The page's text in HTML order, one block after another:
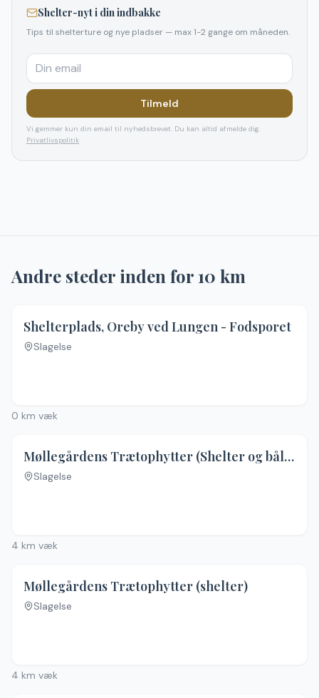
Shelter-nyt i din indbakke
Tips til shelterture og nye pladser — max 1-2 gange om måneden.
Tilmeld
Vi gemmer kun din email til nyhedsbrevet. Du kan altid afmelde dig.
Privatlivspolitik
Andre steder inden for10 km
Shelterplads, Oreby ved Lungen - Fodsporet
Slagelse
0 km væk
Møllegårdens Trætophytter (Shelter og bålhytte)
Slagelse
4 km væk
Møllegårdens Trætophytter (shelter)
Slagelse
4 km væk